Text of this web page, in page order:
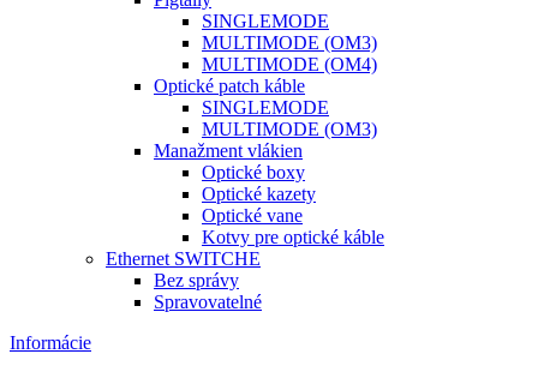
SINGLEMODE
MULTIMODE (OM3)
MULTIMODE (OM4)
Optické patch káble
SINGLEMODE
MULTIMODE (OM3)
Manažment vlákien
Optické boxy
Optické kazety
Optické vane
Kotvy pre optické káble
Ethernet SWITCHE
Bez správy
Spravovatelné
Informácie